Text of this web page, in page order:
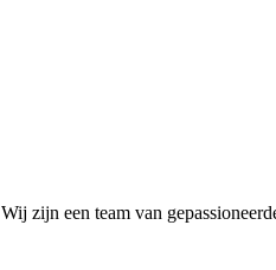
Wij zijn een team van